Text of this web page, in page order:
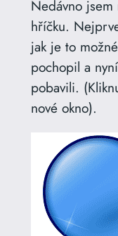
Nedávno jsem
hříčku.
jak je to
pochopil a
pobavili.
nové okno).